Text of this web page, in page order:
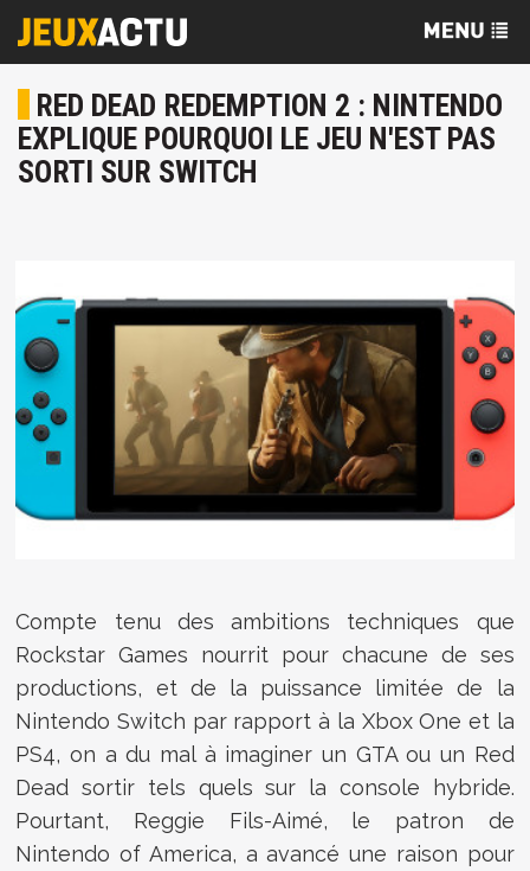
RED DEAD REDEMPTION 2 : NINTENDO
EXPLIQUE POURQUOI LE JEU N'EST PAS
SORTI SUR SWITCH
Compte tenu des ambitions techniques que
Rockstar Games nourrit pour chacune de ses
productions, et de la puissance limitée de la
Nintendo Switch par rapport à la Xbox One et la
PS4, on a du mal à imaginer un GTA ou un Red
Dead sortir tels quels sur la console hybride.
Pourtant, Reggie Fils-Aimé, le patron de
Nintendo of America, a avancé une raison pour